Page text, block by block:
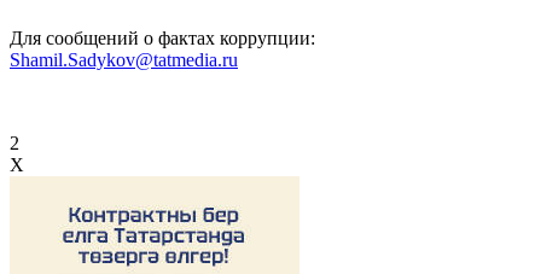
Для сообщений о фактах коррупции:
Shamil.Sadykov@tatmedia.ru
2
X